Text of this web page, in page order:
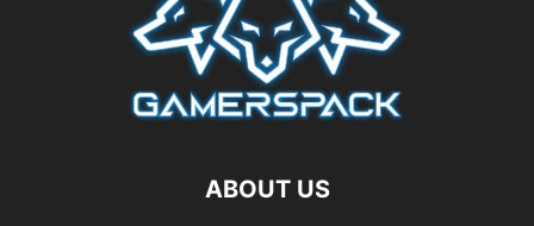
ABOUT US